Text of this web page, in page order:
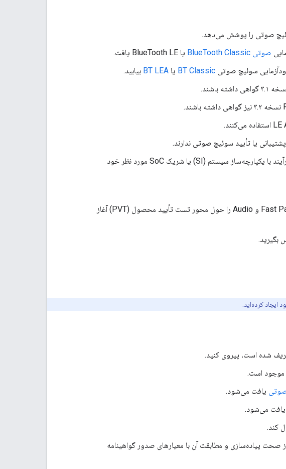
صوتی BlueTooth Classic یا BlueTooth LE یافت.
سوئیچ صوتی BT Classic یا BT LEA بیابید.
انتظار می‌رود تولیدکنندگان اصلی تجهیزات (OEM) در بیشتر مراحل فرآیند با یکپارچه‌ساز سیستم (SI) یا شریک SoC مورد نظر خود
تولیدکنندگان تجهیزات اصلی (OEM) باید صدور گواهینامه سوئیچ Fast Pair و Audio را حول محور تست تأیید محصول (PVT) آغاز
ایجاد کرده‌اید.
موجود است.
یافت می‌شود.
یافت می‌شود.
از صحت پیاده‌سازی و مطابقت آن با معیارهای صدور گواهینامه